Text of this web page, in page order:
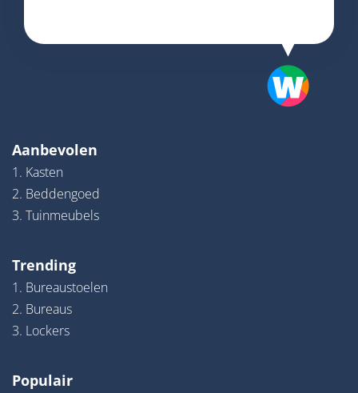
Aanbevolen
1. Kasten
2. Beddengoed
3. Tuinmeubels
Trending
1. Bureaustoelen
2. Bureaus
3. Lockers
Populair